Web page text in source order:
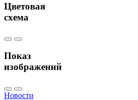
Цветовая
схема
Показ
изображений
Новости